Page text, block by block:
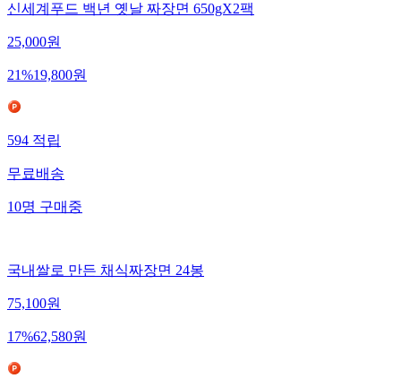
신세계푸드 백년 옛날 짜장면 650gX2팩
25,000원
21%19,800원
594 적립
무료배송
10명 구매중
국내쌀로 만든 채식짜장면 24봉
75,100원
17%62,580원